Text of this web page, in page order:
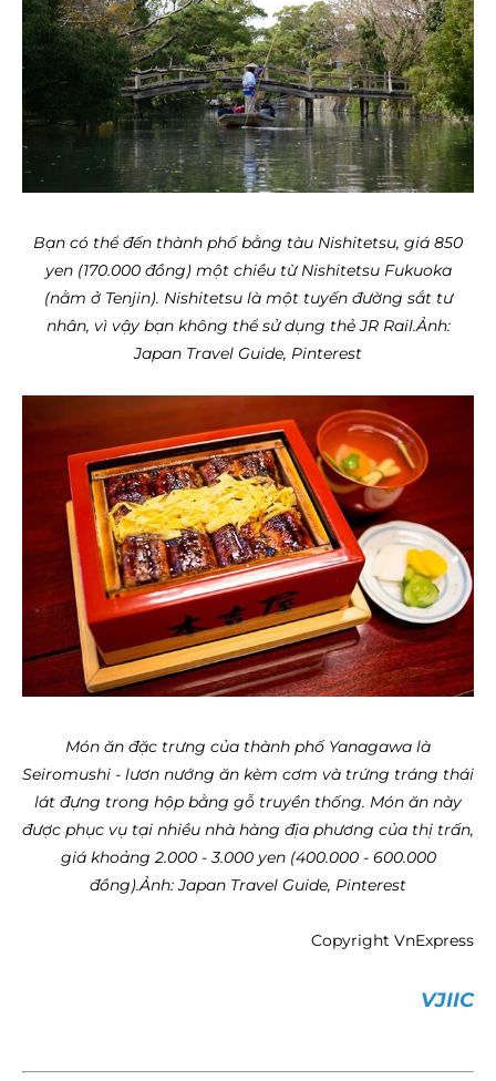
Bạn có thể đến thành phố bằng tàu Nishitetsu, giá 850
yen (170.000 đồng) một chiều từ Nishitetsu Fukuoka
(nằm ở Tenjin). Nishitetsu là một tuyến đường sắt tư
nhân, vì vậy bạn không thể sử dụng thẻ JR Rail.Ảnh:
Japan Travel Guide, Pinterest
Món ăn đặc trưng của thành phố Yanagawa là
Seiromushi - lươn nướng ăn kèm cơm và trứng tráng thái
lát đựng trong hộp bằng gỗ truyền thống. Món ăn này
được phục vụ tại nhiều nhà hàng địa phương của thị trấn,
giá khoảng 2.000 - 3.000 yen (400.000 - 600.000
đồng).Ảnh: Japan Travel Guide, Pinterest
Copyright VnExpress
VJIIC